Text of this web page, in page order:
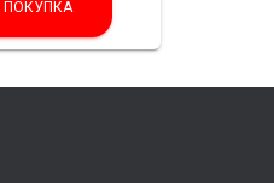
ПОКУПКА